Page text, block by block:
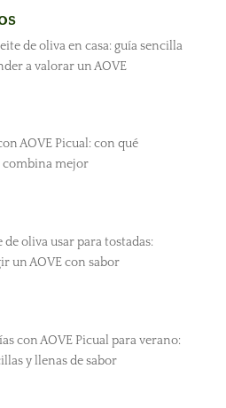
de oliva en casa: guía sencilla
a valorar un AOVE
AOVE Picual: con qué
combina mejor
de oliva usar para tostadas:
un AOVE con sabor
con AOVE Picual para verano:
y llenas de sabor